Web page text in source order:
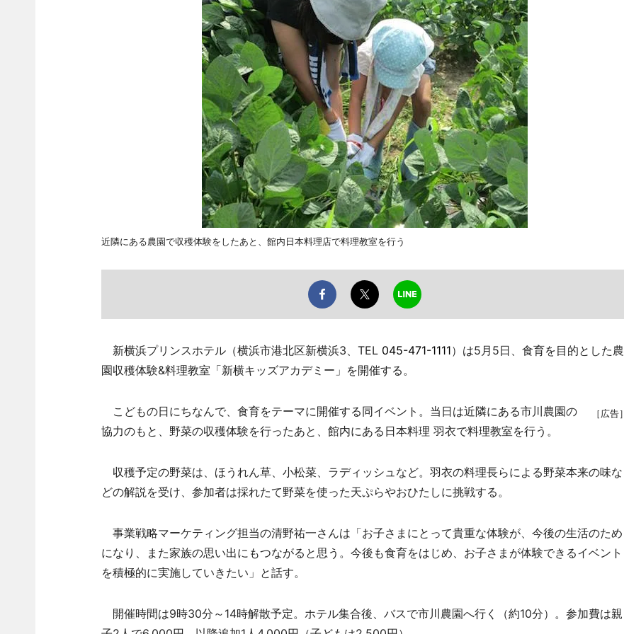
近隣にある農園で収穫体験をしたあと、館内日本料理店で料理教室を行う
新横浜プリンスホテル（横浜市港北区新横浜3、TEL 045-471-1111）は5月5日、食育を目的とした農
園収穫体験&料理教室「新横キッズアカデミー」を開催する。
［広告］
こどもの日にちなんで、食育をテーマに開催する同イベント。当日は近隣にある市川農園の
協力のもと、野菜の収穫体験を行ったあと、館内にある日本料理 羽衣で料理教室を行う。
収穫予定の野菜は、ほうれん草、小松菜、ラディッシュなど。羽衣の料理長らによる野菜本来の味な
どの解説を受け、参加者は採れたて野菜を使った天ぷらやおひたしに挑戦する。
事業戦略マーケティング担当の清野祐一さんは「お子さまにとって貴重な体験が、今後の生活のため
になり、また家族の思い出にもつながると思う。今後も食育をはじめ、お子さまが体験できるイベント
を積極的に実施していきたい」と話す。
開催時間は9時30分～14時解散予定。ホテル集合後、バスで市川農園へ行く（約10分）。参加費は親